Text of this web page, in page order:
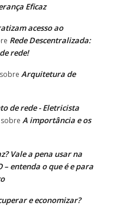
Eficaz
acesso ao
Rede Descentralizada:
rede!
sobre Arquitetura de
de rede - Eletricista
sobre A importância e os
Vale a pena usar na
– entenda o que é e para
e economizar?